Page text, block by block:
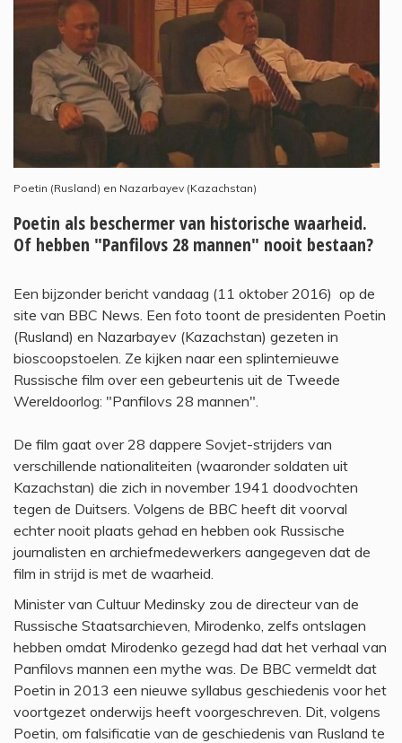
Poetin (Rusland) en Nazarbayev (Kazachstan)
Poetin als beschermer van historische waarheid.
Of hebben "Panfilovs 28 mannen" nooit bestaan?
Een bijzonder bericht vandaag (11 oktober 2016) op de
site van BBC News. Een foto toont de presidenten Poetin
(Rusland) en Nazarbayev (Kazachstan) gezeten in
bioscoopstoelen. Ze kijken naar een splinternieuwe
Russische film over een gebeurtenis uit de Tweede
Wereldoorlog: "Panfilovs 28 mannen".
De film gaat over 28 dappere Sovjet-strijders van
verschillende nationaliteiten (waaronder soldaten uit
Kazachstan) die zich in november 1941 doodvochten
tegen de Duitsers. Volgens de BBC heeft dit voorval
echter nooit plaats gehad en hebben ook Russische
journalisten en archiefmedewerkers aangegeven dat de
film in strijd is met de waarheid.
Minister van Cultuur Medinsky zou de directeur van de
Russische Staatsarchieven, Mirodenko, zelfs ontslagen
hebben omdat Mirodenko gezegd had dat het verhaal van
Panfilovs mannen een mythe was. De BBC vermeldt dat
Poetin in 2013 een nieuwe syllabus geschiedenis voor het
voortgezet onderwijs heeft voorgeschreven. Dit, volgens
Poetin, om falsificatie van de geschiedenis van Rusland te